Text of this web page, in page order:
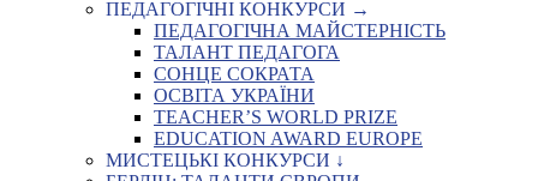
ПЕДАГОГІЧНІ КОНКУРСИ →
ПЕДАГОГІЧНА МАЙСТЕРНІСТЬ
ТАЛАНТ ПЕДАГОГА
СОНЦЕ СОКРАТА
ОСВІТА УКРАЇНИ
TEACHER’S WORLD PRIZE
EDUCATION AWARD EUROPE
МИСТЕЦЬКІ КОНКУРСИ ↓